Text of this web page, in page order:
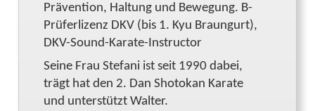
Prävention, Haltung und Bewegung. B-
Prüferlizenz DKV (bis 1. Kyu Braungurt),
DKV-Sound-Karate-Instructor
Seine Frau Stefani ist seit 1990 dabei,
trägt hat den 2. Dan Shotokan Karate
und unterstützt Walter.